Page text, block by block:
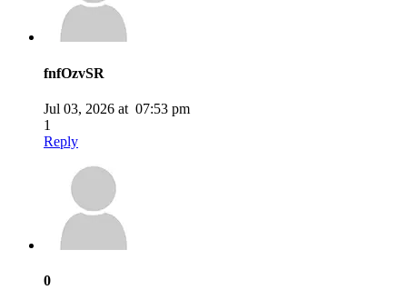
fnfOzvSR
Jul 03, 2026 at 07:53 pm
1
Reply
0